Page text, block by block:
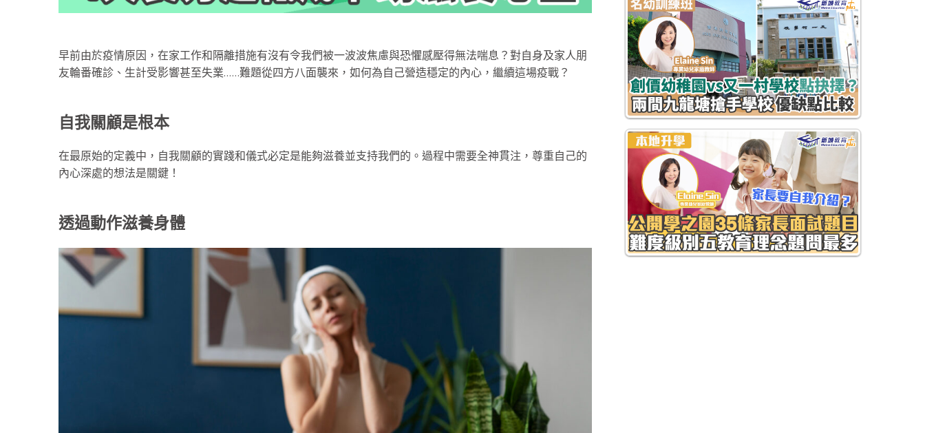
早前由於疫情原因，在家工作和隔離措施有沒有令我們被一波波焦慮與恐懼感壓得無法喘息？對自身及家人朋
友輪番確診、生計受影響甚至失業……難題從四方八面襲來，如何為自己營造穩定的內心，繼續這場疫戰？
自我關顧是根本
在最原始的定義中，自我關顧的實踐和儀式必定是能夠滋養並支持我們的。過程中需要全神貫注，尊重自己的
內心深處的想法是關鍵！
透過動作滋養身體